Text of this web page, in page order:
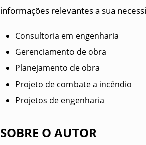
informações relevantes a sua
Consultoria em engenharia
Gerenciamento de obra
Planejamento de obra
Projeto de combate a incêndio
Projetos de engenharia
SOBRE O AUTOR